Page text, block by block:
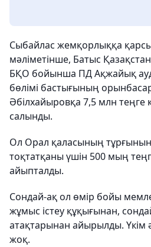
Сыбайлас жемқорлыққа
мәліметінше, Батыс
БҚО бойынша ПД Ақжайық
бөлімі бастығының
Әбілхайыровқа 7,5 млн теңге
салынды.
Ол Орал қаласының
тоқтатқаны үшін 500 мың
айыпталды.
Сондай-ақ ол өмір бойы
жұмыс істеу құқығынан,
атақтарынан айырылды. Үкім
жоқ.